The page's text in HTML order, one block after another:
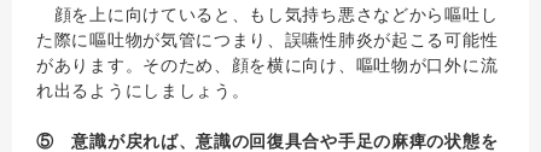
顔を上に向けていると、もし気持ち悪さなどから嘔吐し
た際に嘔吐物が気管につまり、誤嚥性肺炎が起こる可能性
があります。そのため、顔を横に向け、嘔吐物が口外に流
れ出るようにしましょう。
⑤ 意識が戻れば、意識の回復具合や手足の麻痺の状態を